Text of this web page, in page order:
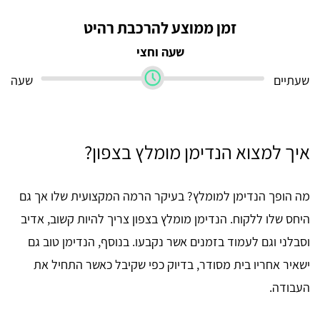
זמן ממוצע להרכבת רהיט
שעה וחצי
שעתיים
שעה
איך למצוא הנדימן מומלץ בצפון?
מה הופך הנדימן למומלץ? בעיקר הרמה המקצועית שלו אך גם
היחס שלו ללקוח. הנדימן מומלץ בצפון צריך להיות קשוב, אדיב
וסבלני וגם לעמוד בזמנים אשר נקבעו. בנוסף, הנדימן טוב גם
ישאיר אחריו בית מסודר, בדיוק כפי שקיבל כאשר התחיל את
העבודה.